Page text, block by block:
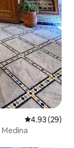
Calificación
4.93 (29)
Medina